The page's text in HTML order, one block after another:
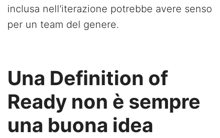
inclusa nell'iterazione potrebbe avere senso
per un team del genere.
Una Definition of
Ready non è sempre
una buona idea